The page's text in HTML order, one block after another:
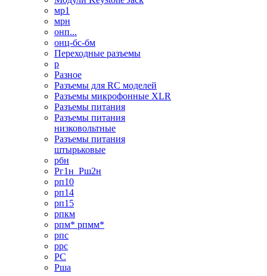
мр1
мрн
онп...
онц-бс-бм
Переходные разъемы
р
Разное
Разъемы для RC моделей
Разъемы микрофонные XLR
Разъемы питания
Разъемы питания
низковольтные
Разъемы питания
штырьковые
рбн
Рг1н_Рш2н
рп10
рп14
рп15
рпкм
рпм* рпмм*
рпс
ррс
РС
Рша